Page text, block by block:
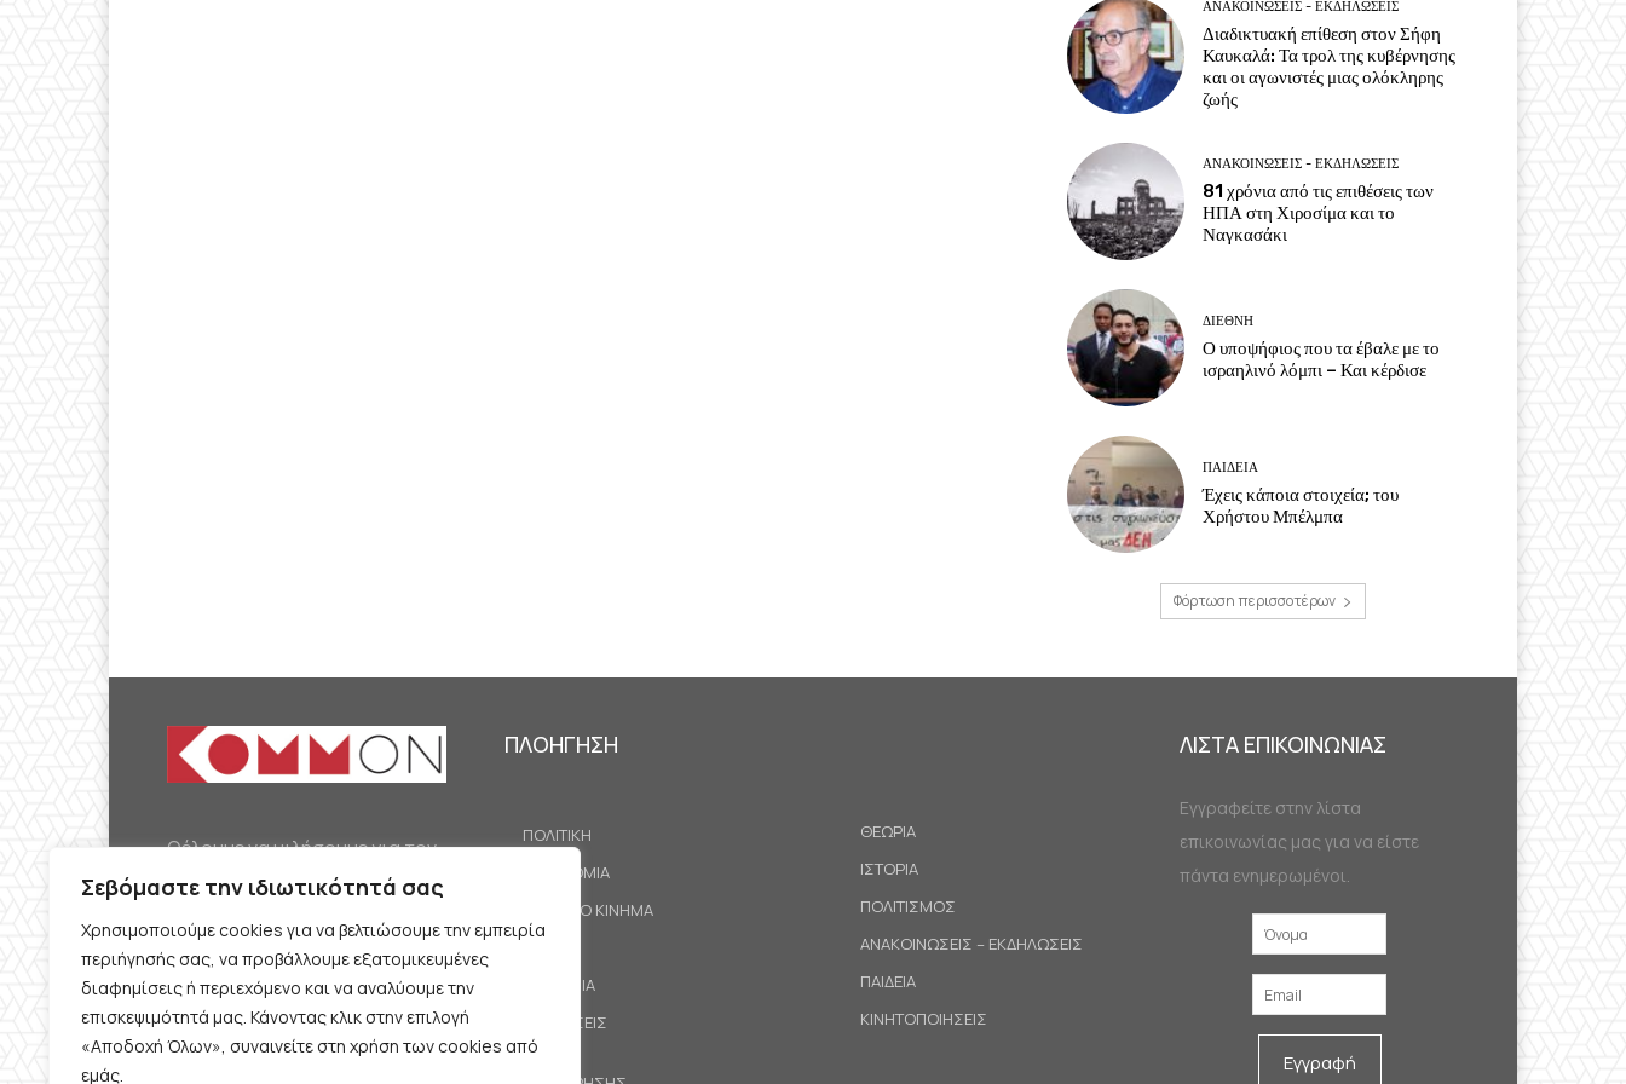
Σεβόμαστε την ιδιωτικότητά σας
Χρησιμοποιούμε cookies για να βελτιώσουμε την εμπειρία
περιήγησής σας, να προβάλλουμε εξατομικευμένες
διαφημίσεις ή περιεχόμενο και να αναλύουμε την
επισκεψιμότητά μας. Κάνοντας κλικ στην επιλογή
«Αποδοχή Όλων», συναινείτε στη χρήση των cookies από
εμάς.
ΑΝΑΚΟΙΝΩΣΕΙΣ - ΕΚΔΗΛΩΣΕΙΣ
Διαδικτυακή επίθεση στον Σήφη
Καυκαλά: Τα τρολ της κυβέρνησης
και οι αγωνιστές μιας ολόκληρης
ζωής
ΑΝΑΚΟΙΝΩΣΕΙΣ - ΕΚΔΗΛΩΣΕΙΣ
81 χρόνια από τις επιθέσεις των
ΗΠΑ στη Χιροσίμα και το
Ναγκασάκι
ΔΙΕΘΝΗ
Ο υποψήφιος που τα έβαλε με το
ισραηλινό λόμπι – Και κέρδισε
ΠΑΙΔΕΙΑ
Έχεις κάποια στοιχεία; του
Χρήστου Μπέλμπα
Φόρτωση περισσοτέρων
Θέλουμε να μιλήσουμε για τον
κομμουνισμό της εποχής μας,
την αναγκαία αλλά όχι
δεδομένη προοπτική.
Θέλουμε να μιλήσουμε
ταυτόχρονα για την
καθημερινή επιβίωση και τον
ΠΛΟΗΓΗΣΗ
ΠΟΛΙΤΙΚΗ
ΟΙΚΟΝΟΜΙΑ
ΕΡΓΑΤΙΚΟ ΚΙΝΗΜΑ
ΚΟΙΝΩΝΙΑ
ΠΡΟΤΑΣΕΙΣ
ΘΕΩΡΙΑ
ΙΣΤΟΡΙΑ
ΠΟΛΙΤΙΣΜΟΣ
ΑΝΑΚΟΙΝΩΣΕΙΣ – ΕΚΔΗΛΩΣΕΙΣ
ΠΑΙΔΕΙΑ
ΚΙΝΗΤΟΠΟΙΗΣΕΙΣ
ΛΙΣΤΑ ΕΠΙΚΟΙΝΩΝΙΑΣ
Εγγραφείτε στην λίστα
επικοινωνίας μας για να είστε
πάντα ενημερωμένοι.
Εγγραφή